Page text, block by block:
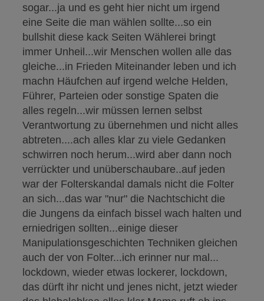
sogar...ja und es geht hier nicht um irgend
eine Seite die man wählen sollte...so ein
bullshit diese kack Seiten Wählerei bringt
immer Unheil...wir Menschen wollen alle das
gleiche...in Frieden Miteinander leben und ich
machn Häufchen auf irgend welche Helden,
Führer, Parteien oder sonstige Spaten die
alles regeln...wir müssen lernen selbst
Verantwortung zu übernehmen und nicht alles
abtreten....ach alles klar zu viele Gedanken
schwirren noch herum...wird aber dann noch
verrückter und unüberschaubare..auf jeden
war der Folterskandal damals nicht die Folter
an sich...das war "nur" die Nachtschicht die
die Jungens da einfach bissel wach halten und
erniedrigen sollten...einige dieser
Manipulationsgeschichten Techniken gleichen
auch der von Folter...ich erinner nur mal...
lockdown, wieder etwas lockerer, lockdown,
das dürft ihr nicht und jenes nicht, jetzt wieder